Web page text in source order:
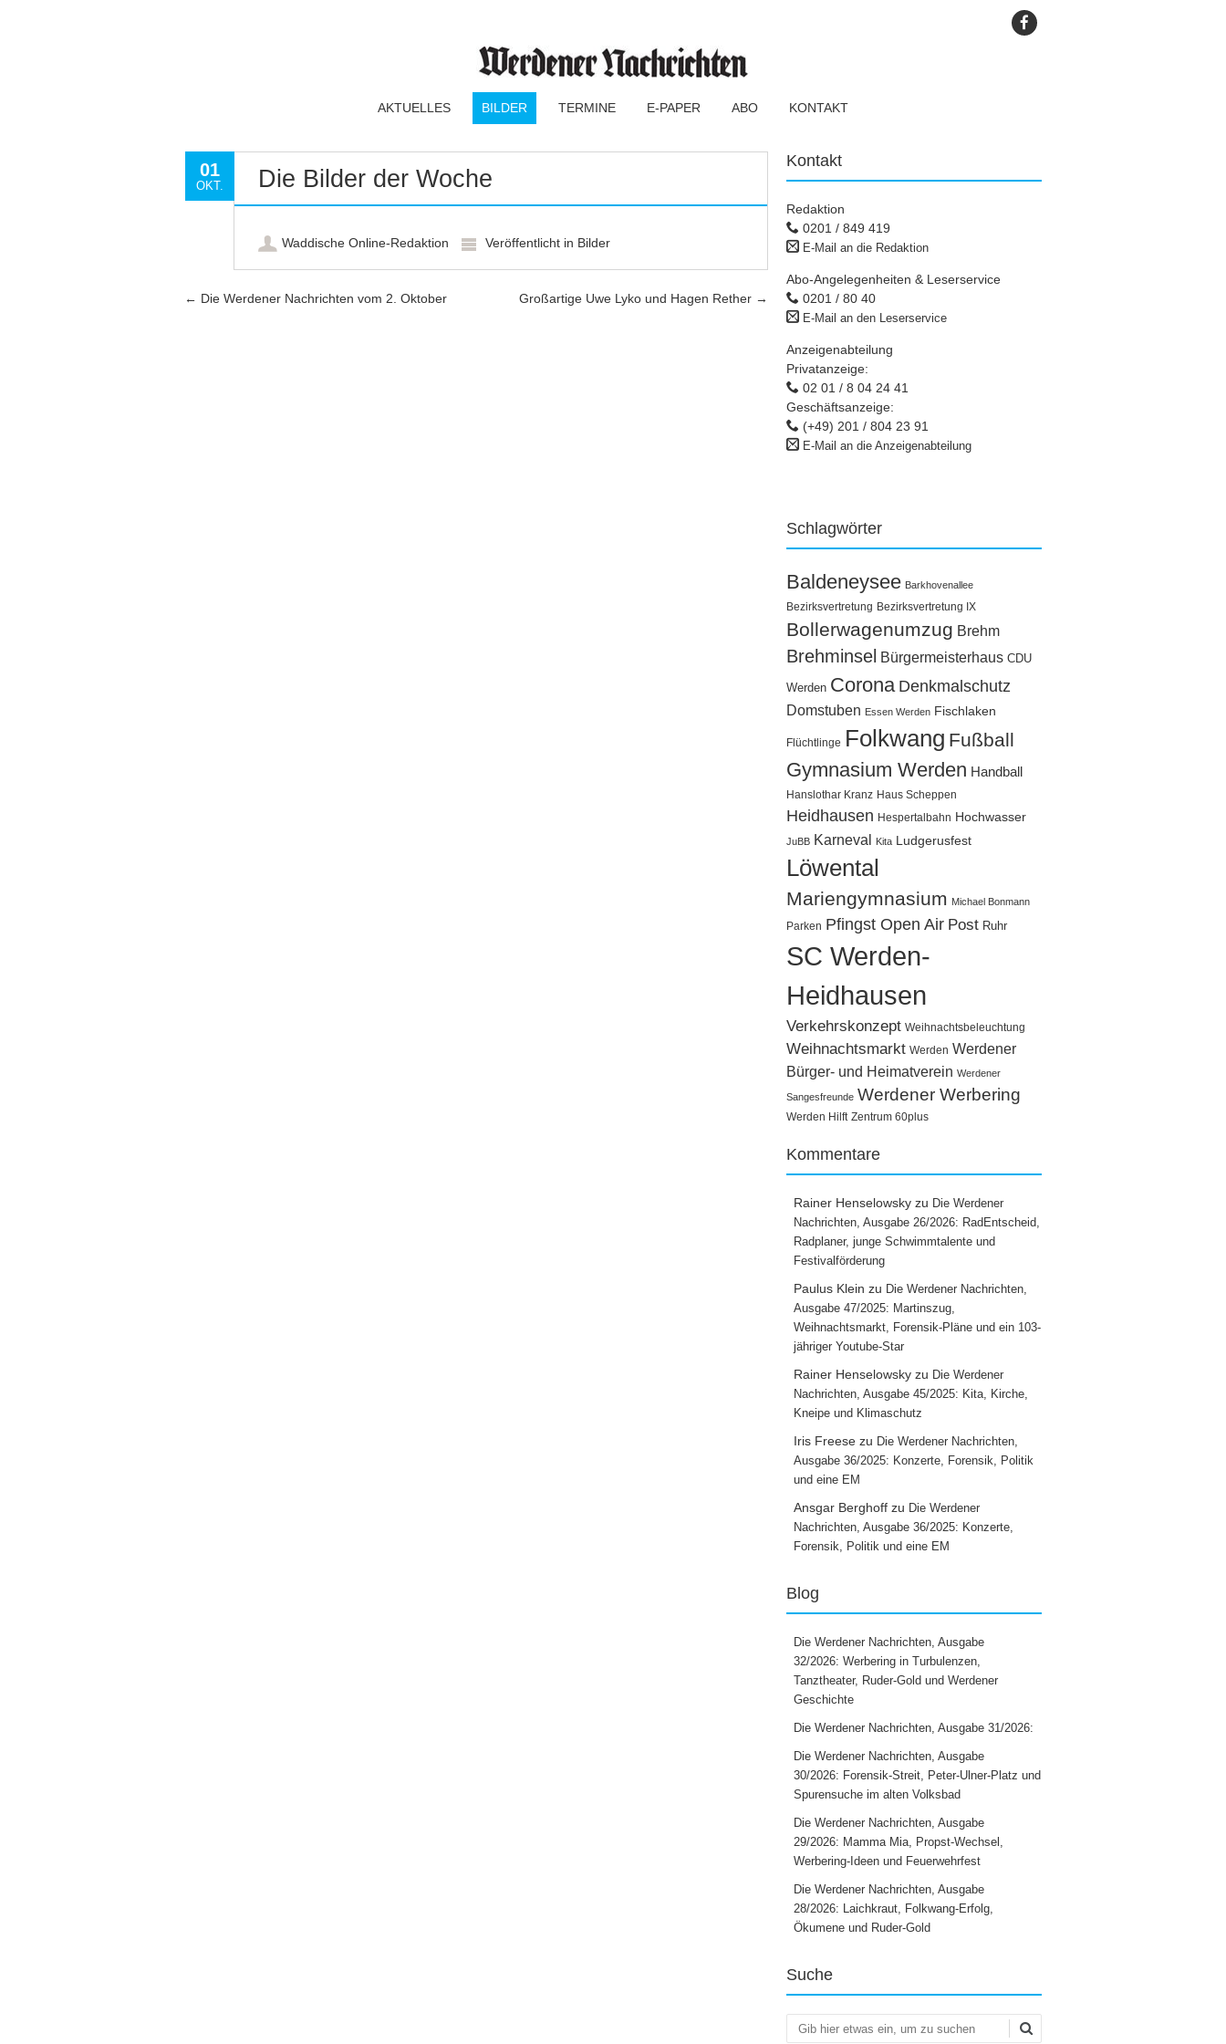
AKTUELLES BILDER TERMINE E-PAPER ABO KONTAKT
01
OKT. Die Bilder der Woche
Waddische Online-Redaktion Veröffentlicht in Bilder
Artikel-Navigation
← Die Werdener Nachrichten vom 2. Oktober Großartige Uwe Lyko und Hagen Rether →
Kontakt
Redaktion
0201 / 849 419
E-Mail an die Redaktion
Abo-Angelegenheiten & Leserservice
0201 / 80 40
E-Mail an den Leserservice
Anzeigenabteilung
Privatanzeige:
02 01 / 8 04 24 41
Geschäftsanzeige:
(+49) 201 / 804 23 91
E-Mail an die Anzeigenabteilung
Schlagwörter
Baldeneysee Barkhovenallee
Bezirksvertretung Bezirksvertretung IX
Bollerwagenumzug Brehm
Brehminsel Bürgermeisterhaus CDU
Werden Corona Denkmalschutz
Domstuben Essen Werden Fischlaken
Flüchtlinge Folkwang Fußball
Gymnasium Werden Handball
Hanslothar Kranz Haus Scheppen
Heidhausen Hespertalbahn Hochwasser
JuBB Karneval Kita Ludgerusfest
Löwental
Mariengymnasium Michael Bonmann
Parken Pfingst Open Air Post Ruhr
SC Werden-
Heidhausen
Verkehrskonzept Weihnachtsbeleuchtung
Weihnachtsmarkt Werden Werdener
Bürger- und Heimatverein Werdener
Sangesfreunde Werdener Werbering
Werden Hilft Zentrum 60plus
Kommentare
Rainer Henselowsky zu Die Werdener
Nachrichten, Ausgabe 26/2026: RadEntscheid,
Radplaner, junge Schwimmtalente und
Festivalförderung
Paulus Klein zu Die Werdener Nachrichten,
Ausgabe 47/2025: Martinszug,
Weihnachtsmarkt, Forensik-Pläne und ein 103-
jähriger Youtube-Star
Rainer Henselowsky zu Die Werdener
Nachrichten, Ausgabe 45/2025: Kita, Kirche,
Kneipe und Klimaschutz
Iris Freese zu Die Werdener Nachrichten,
Ausgabe 36/2025: Konzerte, Forensik, Politik
und eine EM
Ansgar Berghoff zu Die Werdener
Nachrichten, Ausgabe 36/2025: Konzerte,
Forensik, Politik und eine EM
Blog
Die Werdener Nachrichten, Ausgabe
32/2026: Werbering in Turbulenzen,
Tanztheater, Ruder-Gold und Werdener
Geschichte
Die Werdener Nachrichten, Ausgabe 31/2026:
Die Werdener Nachrichten, Ausgabe
30/2026: Forensik-Streit, Peter-Ulner-Platz und
Spurensuche im alten Volksbad
Die Werdener Nachrichten, Ausgabe
29/2026: Mamma Mia, Propst-Wechsel,
Werbering-Ideen und Feuerwehrfest
Die Werdener Nachrichten, Ausgabe
28/2026: Laichkraut, Folkwang-Erfolg,
Ökumene und Ruder-Gold
Suche
Suchen